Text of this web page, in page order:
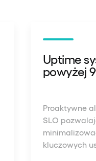
Uptime
powyżej
Proaktywne
SLO
kluczowych